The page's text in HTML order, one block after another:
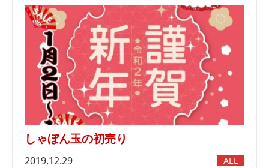
しゃぼん玉の初売り
2019.12.29 ALL